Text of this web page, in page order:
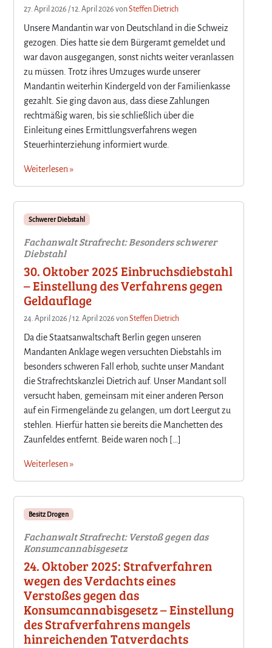
27. April 2026 /12. April 2026 vonSteffen Dietrich
Unsere Mandantin war von Deutschland in die Schweiz
gezogen. Dies hatte sie dem Bürgeramt gemeldet und
war davon ausgegangen, sonst nichts weiter veranlassen
zu müssen. Trotz ihres Umzuges wurde unserer
Mandantin weiterhin Kindergeld von der Familienkasse
gezahlt. Sie ging davon aus, dass diese Zahlungen
rechtmäßig waren, bis sie schließlich über die
Einleitung eines Ermittlungsverfahrens wegen
Steuerhinterziehung informiert wurde.
Weiterlesen »
Schwerer Diebstahl
Fachanwalt Strafrecht: Besonders schwerer
Diebstahl
30. Oktober 2025 Einbruchsdiebstahl
– Einstellung des Verfahrens gegen
Geldauflage
24. April 2026 /12. April 2026 vonSteffen Dietrich
Da die Staatsanwaltschaft Berlin gegen unseren
Mandanten Anklage wegen versuchten Diebstahls im
besonders schweren Fall erhob, suchte unser Mandant
die Strafrechtskanzlei Dietrich auf. Unser Mandant soll
versucht haben, gemeinsam mit einer anderen Person
auf ein Firmengelände zu gelangen, um dort Leergut zu
stehlen. Hierfür hatten sie bereits die Manchetten des
Zaunfeldes entfernt. Beide waren noch […]
Weiterlesen »
Besitz Drogen
Fachanwalt Strafrecht: Verstoß gegen das
Konsumcannabisgesetz
24. Oktober 2025: Strafverfahren
wegen des Verdachts eines
Verstoßes gegen das
Konsumcannabisgesetz – Einstellung
des Strafverfahrens mangels
hinreichenden Tatverdachts